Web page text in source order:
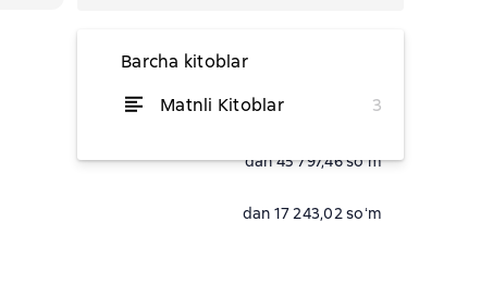
Barcha kitoblar
Matnli Kitoblar
3
dan 17 243,02 soʻm
dan 45 797,46 soʻm
dan 17 243,02 soʻm